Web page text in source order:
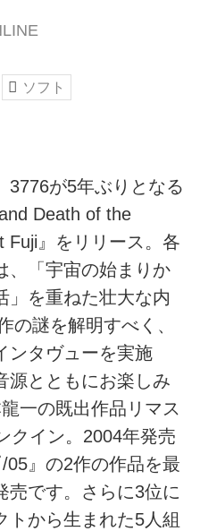
ソフト
3776が5年ぶりとなる
Death of the
Fuji』をリリース。各
、「宇宙の始まりか
」を重ねた壮大な内
の謎を解明すべく、
ンタヴューを実施
源とともにお楽しみ
一の既出作品リマス
クイン。2004年発売
05』の2作の作品を最
売です。さらに3位に
トから生まれた5人組